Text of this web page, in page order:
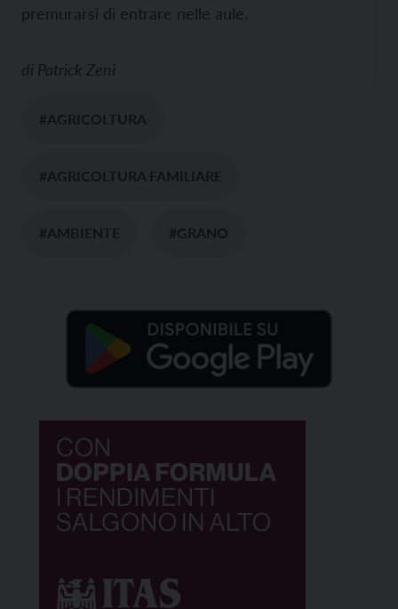
premurarsi di entrare nelle aule.
di Patrick Zeni
#AGRICOLTURA
#AGRICOLTURA FAMILIARE
#AMBIENTE #GRANO